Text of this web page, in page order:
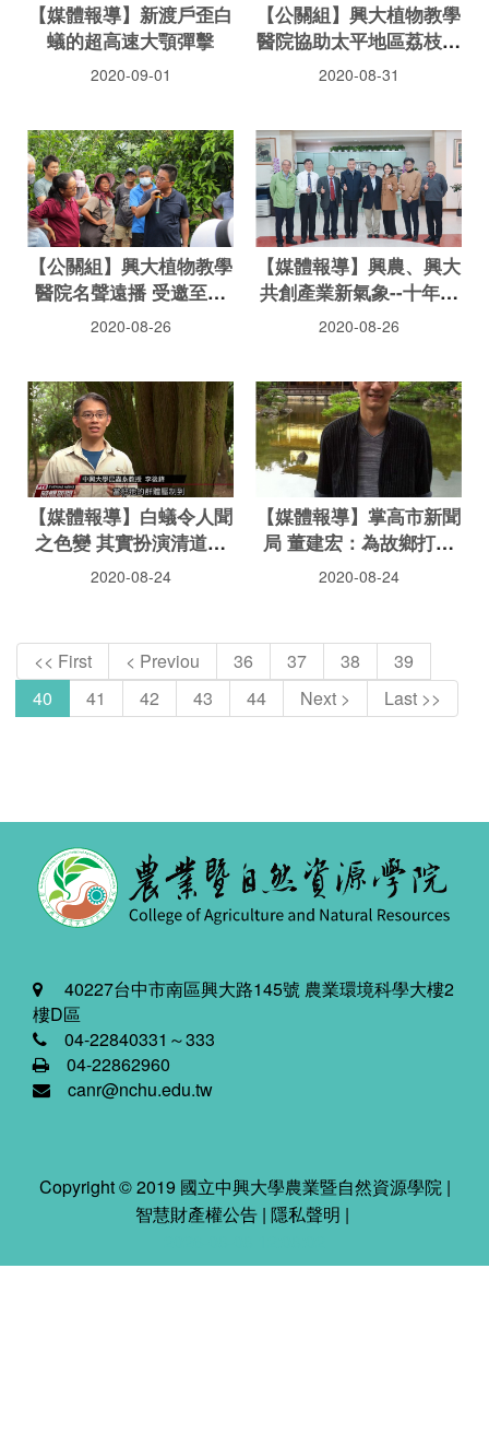
【媒體報導】新渡戶歪白
蟻的超高速大顎彈擊
2020-09-01
【公關組】興大植物教學
醫院協助太平地區荔枝龍
眼產業發展
2020-08-31
【公關組】興大植物教學
醫院名聲遠播 受邀至屏
東協助農友解決問題
2020-08-26
【媒體報導】興農、興大
共創產業新氣象--十年攜
手耕耘有成，樹立良好的
2020-08-26
【媒體報導】白蟻令人聞
之色變 其實扮演清道夫
角色
2020-08-24
【媒體報導】掌高市新聞
局 董建宏：為故鄉打拚
是光榮的事
2020-08-24
<< First < Previou 36 37 38
39
40
41 42 43 44 Next > Last >>
40227台中市南區興大路145號 農業環境科學大樓2
樓D區
04-22840331～333
04-22862960
canr@nchu.edu.tw
Copyright © 2019 國立中興大學農業暨自然資源學院 |
智慧財產權公告 | 隱私聲明 |